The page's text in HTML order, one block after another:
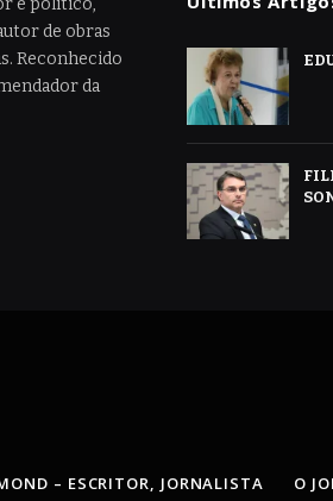
e político,
de obras
Reconhecido
da
– ESCRITOR, JORNALISTA O